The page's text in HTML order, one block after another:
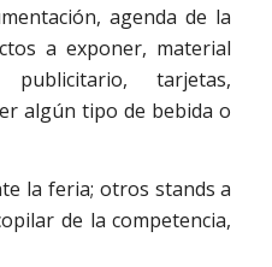
agenda de la
a exponer, material
tarjetas,
algún tipo de bebida o
la feria; otros stands a
de la competencia,